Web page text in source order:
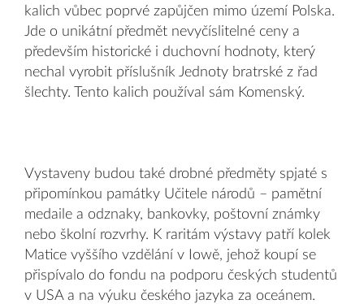
kalich vůbec poprvé zapůjčen mimo území Polska.
Jde o unikátní předmět nevyčíslitelné ceny a
především historické i duchovní hodnoty, který
nechal vyrobit příslušník Jednoty bratrské z řad
šlechty. Tento kalich používal sám Komenský.
Vystaveny budou také drobné předměty spjaté s
připomínkou památky Učitele národů – pamětní
medaile a odznaky, bankovky, poštovní známky
nebo školní rozvrhy. K raritám výstavy patří kolek
Matice vyššího vzdělání v Iowě, jehož koupí se
přispívalo do fondu na podporu českých studentů
v USA a na výuku českého jazyka za oceánem.